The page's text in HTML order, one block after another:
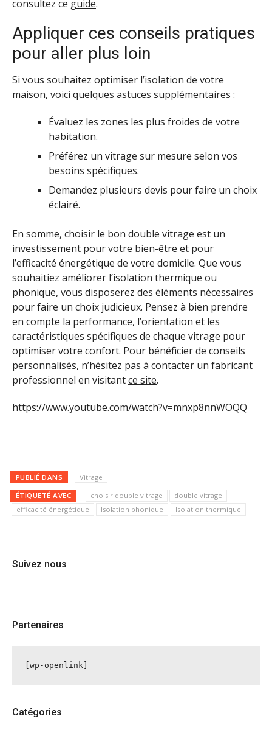
consultez ce guide.
Appliquer ces conseils pratiques
pour aller plus loin
Si vous souhaitez optimiser l’isolation de votre
maison, voici quelques astuces supplémentaires :
Évaluez les zones les plus froides de votre
habitation.
Préférez un vitrage sur mesure selon vos
besoins spécifiques.
Demandez plusieurs devis pour faire un choix
éclairé.
En somme, choisir le bon double vitrage est un
investissement pour votre bien-être et pour
l’efficacité énergétique de votre domicile. Que vous
souhaitiez améliorer l’isolation thermique ou
phonique, vous disposerez des éléments nécessaires
pour faire un choix judicieux. Pensez à bien prendre
en compte la performance, l’orientation et les
caractéristiques spécifiques de chaque vitrage pour
optimiser votre confort. Pour bénéficier de conseils
personnalisés, n’hésitez pas à contacter un fabricant
professionnel en visitantce site.
https://www.youtube.com/watch?v=mnxp8nnWOQQ
PUBLIÉ DANS Vitrage
ÉTIQUETÉ AVEC choisir double vitrage
double vitrage
efficacité énergétique
Isolation phonique Isolation thermique
Suivez nous
Partenaires
[wp-openlink]
Catégories